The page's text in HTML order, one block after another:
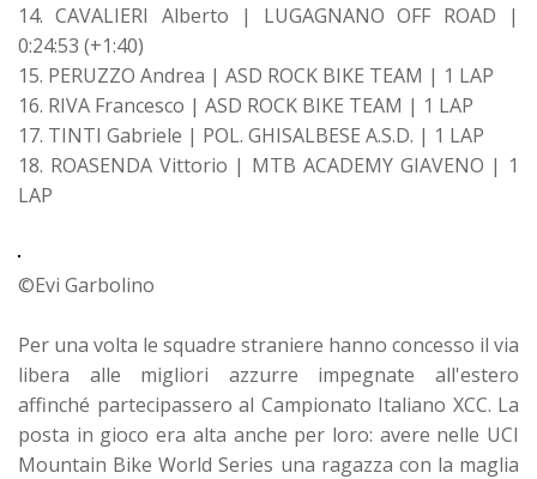
14. CAVALIERI Alberto | LUGAGNANO OFF ROAD |
0:24:53 (+1:40)
15. PERUZZO Andrea | ASD ROCK BIKE TEAM | 1 LAP
16. RIVA Francesco | ASD ROCK BIKE TEAM | 1 LAP
17. TINTI Gabriele | POL. GHISALBESE A.S.D. | 1 LAP
18. ROASENDA Vittorio | MTB ACADEMY GIAVENO | 1
LAP
©Evi Garbolino
Per una volta le squadre straniere hanno concesso il via
libera alle migliori azzurre impegnate all'estero
affinché partecipassero al Campionato Italiano XCC. La
posta in gioco era alta anche per loro: avere nelle UCI
Mountain Bike World Series una ragazza con la maglia